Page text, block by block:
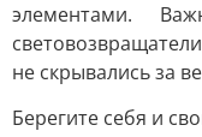
элементами.
не скрывались за
Берегите себя и